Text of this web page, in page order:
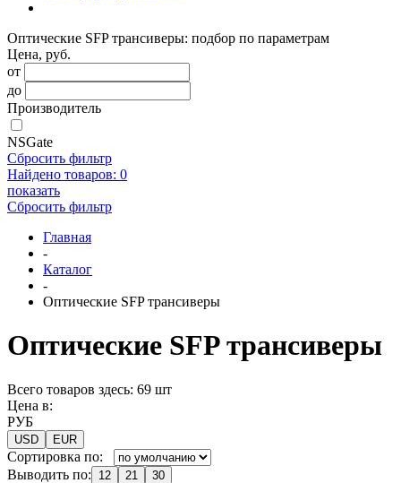
Оптические SFP трансиверы: подбор по параметрам
Цена, руб.
от
до
Производитель
NSGate
Сбросить фильтр
Найдено товаров: 0
показать
Сбросить фильтр
Главная
-
Каталог
-
Оптические SFP трансиверы
Оптические SFP трансиверы
Всего товаров здесь: 69 шт
Цена в:
РУБ
USD EUR
Сортировка по:
Выводить по:
12 21 30